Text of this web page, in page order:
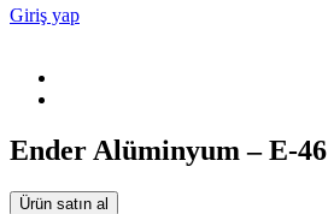
Giriş yap
Ender Alüminyum – E-46
Ürün satın al